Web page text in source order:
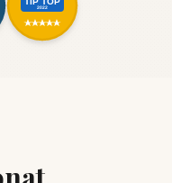
2022